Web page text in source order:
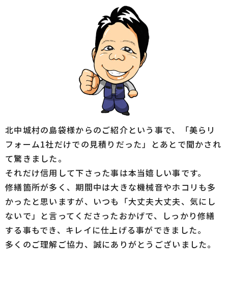
北中城村の島袋様からのご紹介という事で、「美らリ
フォーム1社だけでの見積りだった」とあとで聞かされ
て驚きました。
それだけ信用して下さった事は本当嬉しい事です。
修繕箇所が多く、期間中は大きな機械音やホコリも多
かったと思いますが、いつも「大丈夫大丈夫、気にし
ないで」と言ってくださったおかげで、しっかり修繕
する事もでき、キレイに仕上げる事ができました。
多くのご理解ご協力、誠にありがとうございました。